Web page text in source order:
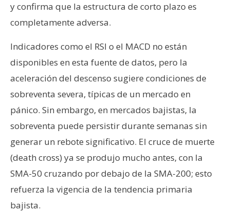
y confirma que la estructura de corto plazo es
completamente adversa.
Indicadores como el RSI o el MACD no están
disponibles en esta fuente de datos, pero la
aceleración del descenso sugiere condiciones de
sobreventa severa, típicas de un mercado en
pánico. Sin embargo, en mercados bajistas, la
sobreventa puede persistir durante semanas sin
generar un rebote significativo. El cruce de muerte
(death cross) ya se produjo mucho antes, con la
SMA-50 cruzando por debajo de la SMA-200; esto
refuerza la vigencia de la tendencia primaria
bajista.